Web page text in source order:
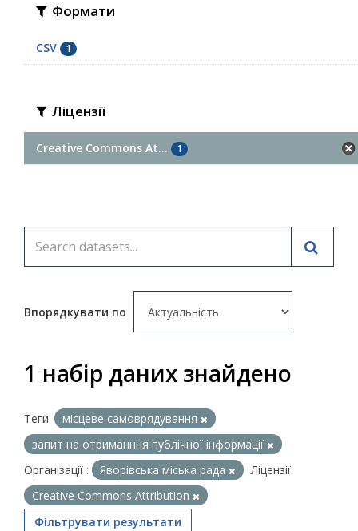
Формати
CSV 1
Ліцензії
Creative Commons At... 1
Впорядкувати по
1 набір даних знайдено
Теги:
місцеве самоврядування
запит на отриманння публічної інформації
Організації :
Яворівська міська рада
Ліцензії:
Creative Commons Attribution
Фільтрувати результати